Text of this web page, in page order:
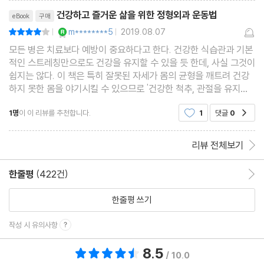
eBook 구매 건강하고 즐거운 삶을 위한 정형외과 운동법
| m********5 | 2019.08.07
모든 병은 치료보다 예방이 중요하다고 한다. 건강한 식습관과 기본
적인 스트레칭만으로도 건강을 유지할 수 있을 듯 한데, 사실 그것이
쉽지는 않다. 이 책은 특히 잘못된 자세가 몸의 균형을 깨트려 건강
하지 못한 몸을 야기시킬 수 있으므로 '건강한 척추, 관절을 유지하
기 위한 간단한 운동법'을 소개하고 있다. 그림과 함께 운동방법을
구체적으로 소개되어 있으므로 혼자서 읽어보
1명이 이 리뷰를 추천합니다. 1 댓글 0
리뷰 전체보기
한줄평 (422건)
한줄평 쓰기
작성 시 유의사항
8.5 / 10.0